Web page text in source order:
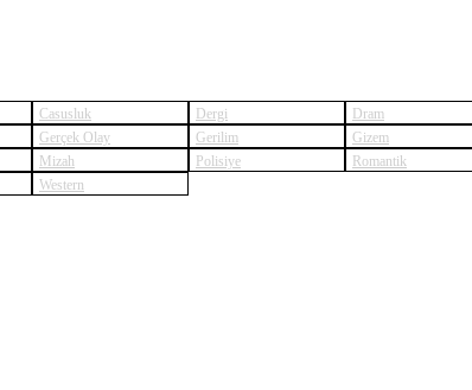
Casusluk Dergi Dram
Gerçek Olay Gerilim Gizem
Mizah Polisiye Romantik
Western